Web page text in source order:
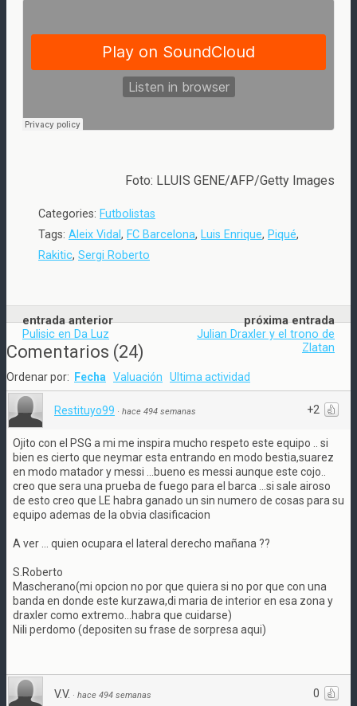
Foto: LLUIS GENE/AFP/Getty Images
Categories: Futbolistas
Tags: Aleix Vidal, FC Barcelona, Luis Enrique, Piqué,
Rakitic, Sergi Roberto
entrada anterior
Pulisic en Da Luz
próxima entrada
Julian Draxler y el trono de
Zlatan
Comentarios (24)
Ordenar por: Fecha Valuación Ultima actividad
+2
Restituyo99 · hace 494 semanas
Ojito con el PSG a mi me inspira mucho respeto este equipo .. si
bien es cierto que neymar esta entrando en modo bestia,suarez
en modo matador y messi ...bueno es messi aunque este cojo..
creo que sera una prueba de fuego para el barca ...si sale airoso
de esto creo que LE habra ganado un sin numero de cosas para su
equipo ademas de la obvia clasificacion
A ver ... quien ocupara el lateral derecho mañana ??
S.Roberto
Mascherano(mi opcion no por que quiera si no por que con una
banda en donde este kurzawa,di maria de interior en esa zona y
draxler como extremo...habra que cuidarse)
Nili perdomo (depositen su frase de sorpresa aqui)
0
V.V. · hace 494 semanas